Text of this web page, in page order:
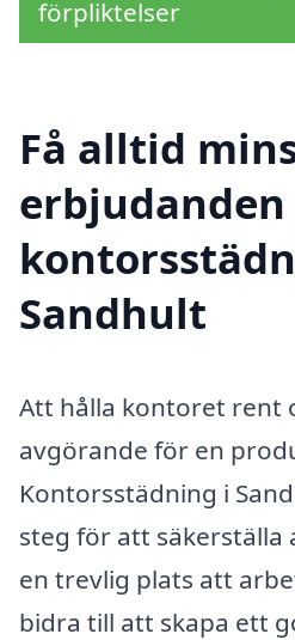
förpliktelser
Få alltid
Sandhult
Att hålla kontoret rent
avgörande för en
Kontorsstädning i
steg för att
en trevlig plats att
bidra till att skapa ett